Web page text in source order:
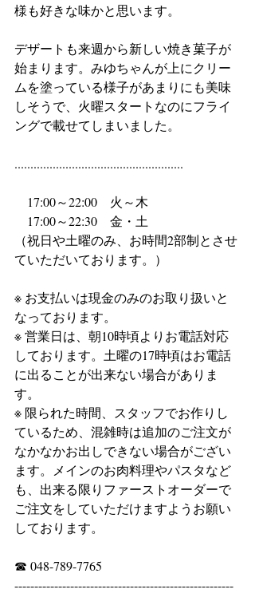
様も好きな味かと思います。
デザートも来週から新しい焼き菓子が
始まります。みゆちゃんが上にクリー
ムを塗っている様子があまりにも美味
しそうで、火曜スタートなのにフライ
ングで載せてしまいました。
.....................................................
17:00～22:00　火～木
17:00～22:30　金・土
（祝日や土曜のみ、お時間2部制とさせ
ていただいております。）
※ お支払いは現金のみのお取り扱いと
なっております。
※ 営業日は、朝10時頃よりお電話対応
しております。土曜の17時頃はお電話
に出ることが出来ない場合がありま
す。
※ 限られた時間、スタッフでお作りし
ているため、混雑時は追加のご注文が
なかなかお出しできない場合がござい
ます。メインのお肉料理やパスタなど
も、出来る限りファーストオーダーで
ご注文をしていただけますようお願い
しております。
☎ 048-789-7765
-------------------------------------------------------